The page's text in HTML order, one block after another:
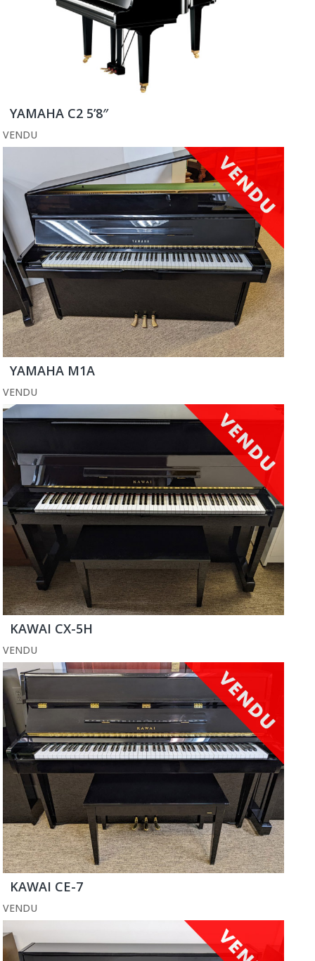
YAMAHA C2 5’8″
VENDU
YAMAHA M1A
VENDU
KAWAI CX-5H
VENDU
KAWAI CE-7
VENDU